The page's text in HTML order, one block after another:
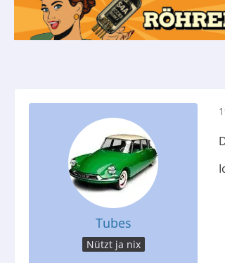
Tubes
Nützt ja nix